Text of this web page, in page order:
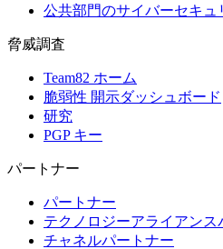
公共部門のサイバーセキュ
脅威調査
Team82 ホーム
脆弱性 開示ダッシュボード
研究
PGP キー
パートナー
パートナー
テクノロジーアライアンス
チャネルパートナー